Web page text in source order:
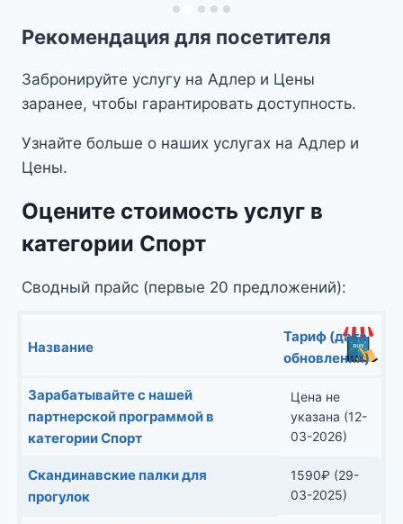
Рекомендация для посетителя
Забронируйте услугу на Адлер и Цены
заранее, чтобы гарантировать доступность.
Узнайте больше о наших услугах на Адлер и
Цены.
Оцените стоимость услуг в
категории Спорт
Сводный прайс (первые 20 предложений):
Название
Тариф (дата
обновления)
Зарабатывайте с нашей
партнерской программой в
категории Спорт
Цена не
указана (12-
03-2026)
Скандинавские палки для
прогулок
1590₽ (29-
03-2025)